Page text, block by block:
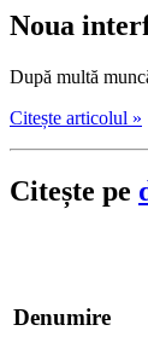
Noua
După multă
Citește articolul »
Citește pe
Denumire